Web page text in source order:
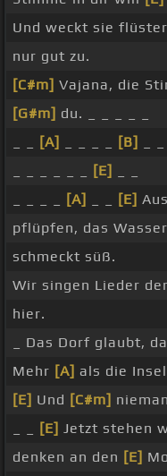
Und weckt sie
nur gut zu.
[C#m] Vajana, die
[G#m] du. _ _ _ _ _
[A] [B]
[E]
[A] [E]
pflüpfen, das
schmeckt süß.
Wir singen Lieder
hier.
_ Das Dorf glaubt,
Mehr [A] als die Insel
[E] Und [C#m]
[E] Jetzt stehen
denken an den [E]